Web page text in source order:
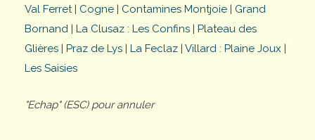
Val Ferret| Cogne | Contamines Montjoie | Grand
Bornand | La Clusaz : Les Confins | Plateau des
Glières | Praz de Lys | La Feclaz | Villard : Plaine Joux |
Les Saisies
"Echap" (ESC) pour annuler